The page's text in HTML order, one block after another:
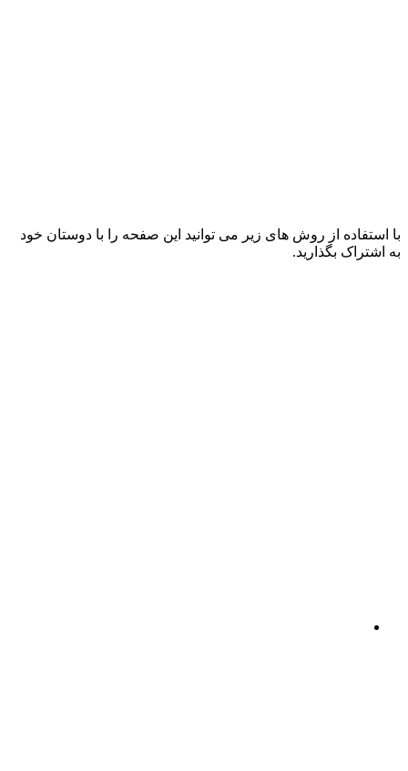
با استفاده از روش های زیر می توانید این صفحه را با دوستان خود
به اشتراک بگذارید.